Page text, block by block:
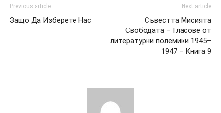
Previous article
Защо Да Изберете Нас
Next article
Съвестта Мисията
Свободата – Гласове от
литературни полемики 1945–
1947 – Книга 9